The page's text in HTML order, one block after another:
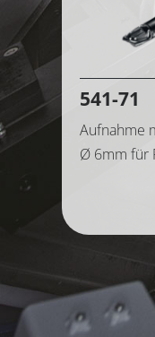
541-71
Aufnahme
Ø 6mm für